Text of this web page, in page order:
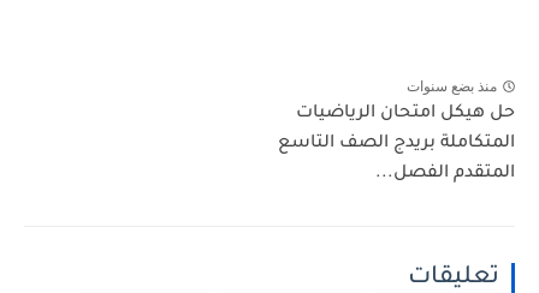
منذ بضع سنوات
حل هيكل امتحان الرياضيات
المتكاملة بريدج الصف التاسع
المتقدم الفصل...
تعليقات